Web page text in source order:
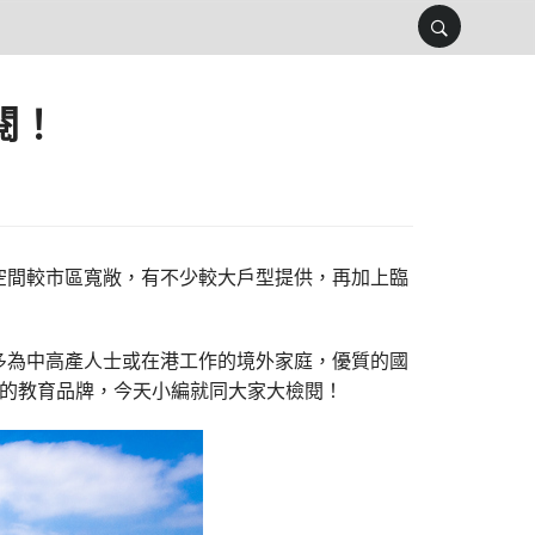
較市區寬敞，有不少較大戶型提供，再加上臨
中高產人士或在港工作的境外家庭，優質的國
教育品牌，今天小編就同大家大檢閱！